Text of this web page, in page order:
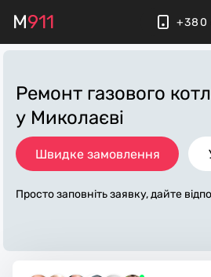
M911 +380
Ремонт газового
у Миколаєві
Швидке замовлення
Просто заповніть заявку, дайте
питання по «ремонт газового